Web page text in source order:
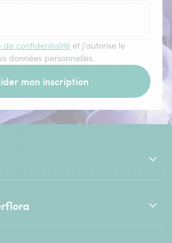
de confidentialité et j'autorise le
données personnelles.
mon inscription